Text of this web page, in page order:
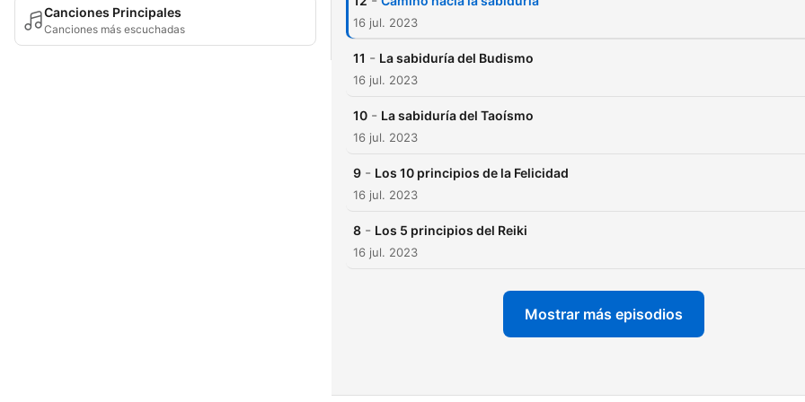
Canciones Principales
Canciones más escuchadas
https://anchor.fm/cuentos-
16 jul. 2023
11 - La sabiduría del Budismo
16 jul. 2023
10 - La sabiduría del Taoísmo
16 jul. 2023
9 - Los 10 principios de la Felicidad
16 jul. 2023
8 - Los 5 principios del Reiki
16 jul. 2023
Mostrar más episodios